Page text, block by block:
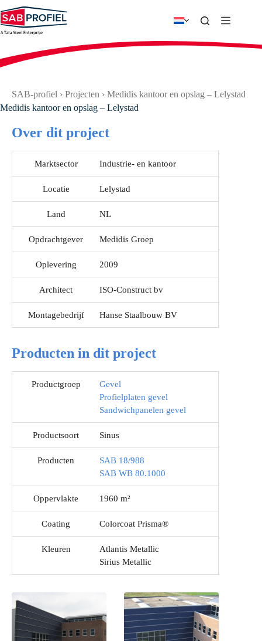
naar
de
inhoud
SAB-profiel › Projecten › Medidis kantoor en opslag – Lelystad
Medidis kantoor en opslag – Lelystad
Over dit project
Marktsector Industrie- en kantoor
Locatie Lelystad
Land NL
Opdrachtgever Medidis Groep
Oplevering 2009
Architect ISO-Construct bv
Montagebedrijf Hanse Staalbouw BV
Producten in dit project
Productgroep
Gevel
Profielplaten gevel
Sandwichpanelen gevel
Productsoort Sinus
Producten
SAB 18/988
SAB WB 80.1000
Oppervlakte 1960 m²
Coating Colorcoat Prisma®
Kleuren
Atlantis Metallic
Sirius Metallic